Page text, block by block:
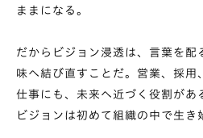
ままになる。
だからビジョン浸透は、言葉を配
味へ結び直すことだ。営業、採用
仕事にも、未来へ近づく役割があ
ビジョンは初めて組織の中で生き